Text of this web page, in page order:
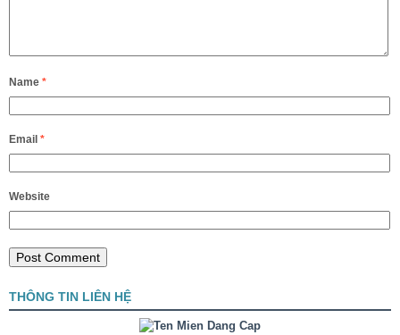
Name *
Email *
Website
THÔNG TIN LIÊN HỆ